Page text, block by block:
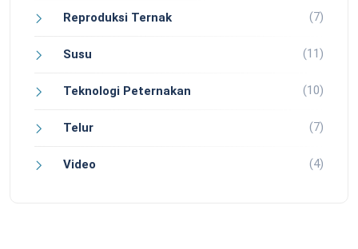
Reproduksi Ternak (7)
Susu (11)
Teknologi Peternakan (10)
Telur (7)
Video (4)